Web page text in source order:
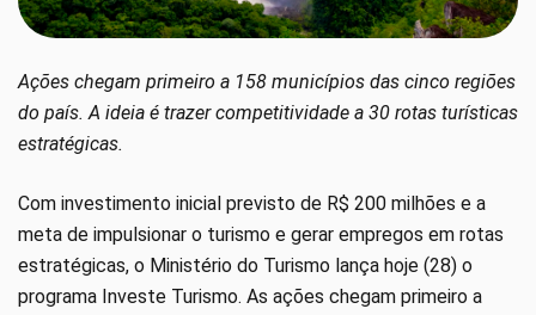
Ações chegam primeiro a 158 municípios das cinco regiões
do país. A ideia é trazer competitividade a 30 rotas turísticas
estratégicas.
Com investimento inicial previsto de R$ 200 milhões e a
meta de impulsionar o turismo e gerar empregos em rotas
estratégicas, o Ministério do Turismo lança hoje (28) o
programa Investe Turismo. As ações chegam primeiro a